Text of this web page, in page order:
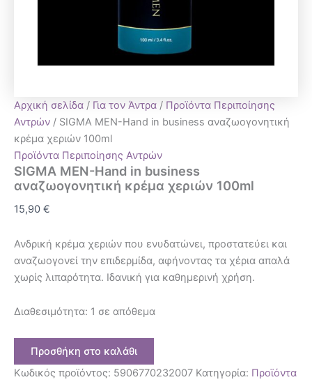
Αρχική σελίδα / Για τον Άντρα / Προϊόντα Περιποίησης
Αντρών / SIGMA MEN-Hand in business αναζωογονητική
κρέμα χεριών 100ml
Προϊόντα Περιποίησης Αντρών
SIGMA MEN-Hand in business
αναζωογονητική κρέμα χεριών 100ml
15,90 €
Ανδρική κρέμα χεριών που ενυδατώνει, προστατεύει και
αναζωογονεί την επιδερμίδα, αφήνοντας τα χέρια απαλά
χωρίς λιπαρότητα. Ιδανική για καθημερινή χρήση.
Διαθεσιμότητα: 1 σε απόθεμα
Προσθήκη στο καλάθι
Κωδικός προϊόντος: 5906770232007 Κατηγορία: Προϊόντα